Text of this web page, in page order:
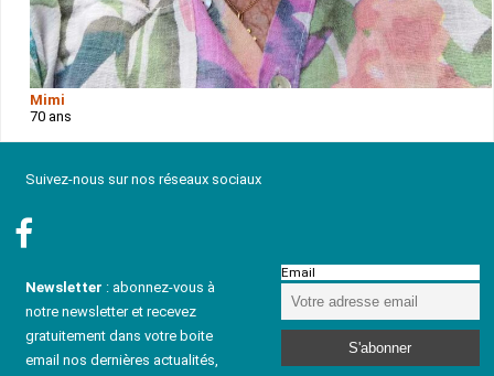
Mimi
70 ans
Suivez-nous sur nos réseaux sociaux
Newsletter : abonnez-vous à
notre newsletter et recevez
gratuitement dans votre boite
email nos dernières actualités,
Email